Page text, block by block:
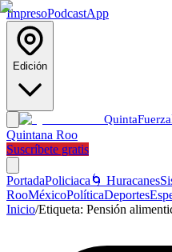
ImpresoPodcastApp
Edición
QuintaFuerza
Quintana Roo
Suscríbete gratis
PortadaPoliciaca 🌀 Huracanes
RooMéxicoPolíticaDeportes
Inicio/Etiqueta: Pensión